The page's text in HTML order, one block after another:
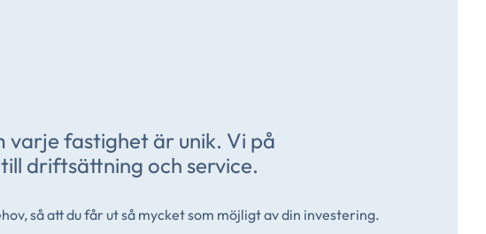
fastighet är unik. Vi på
driftsättning och service.
så att du får ut så mycket som möjligt av din investering.